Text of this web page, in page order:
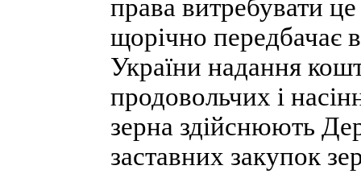
права витребувати
щорічно передбачає
України надання
продовольчих і
зерна здійснюють
заставних закупок